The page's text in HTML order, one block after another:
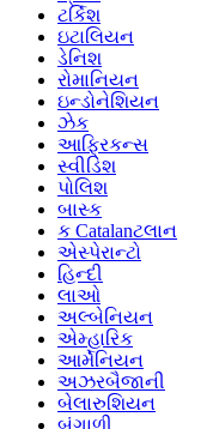
ટર્કિશ
ઇટાલિયન
ડેનિશ
રોમાનિયન
ઇન્ડોનેશિયન
ઝેક
આફ્રિકન્સ
સ્વીડિશ
પોલિશ
બાસ્ક
ક Catalanટલાન
એસ્પેરાન્ટો
હિન્દી
લાઓ
અલ્બેનિયન
એમ્હારિક
આર્મેનિયન
અઝરબૈજાની
બેલારુશિયન
બંગાળી